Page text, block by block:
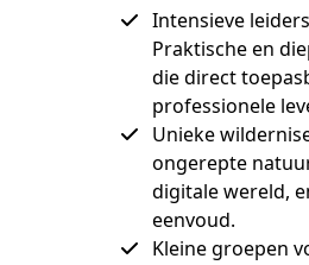
Intensieve
Praktische en
die direct
professionele
Unieke
ongerepte
digitale wereld,
eenvoud.
Kleine groepen